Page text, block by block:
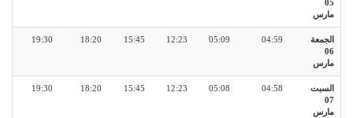
05
مارس
الجمعة
06
مارس
04:59
05:09
12:23
15:45
18:20
19:30
السبت
07
مارس
04:58
05:08
12:23
15:45
18:20
19:30